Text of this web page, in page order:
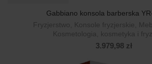
Gabbiano konsola barberska
Fryzjerstwo
Konsole fryzjerskie
Kosmetologia, kosmetyka i
3.979,98 zł